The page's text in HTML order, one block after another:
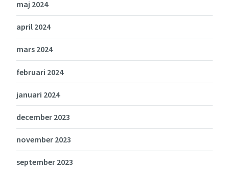
maj 2024
april 2024
mars 2024
februari 2024
januari 2024
december 2023
november 2023
september 2023